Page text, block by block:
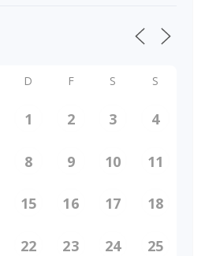
D F S S
1 2 3 4
8 9 10 11
15 16 17 18
22 23 24 25